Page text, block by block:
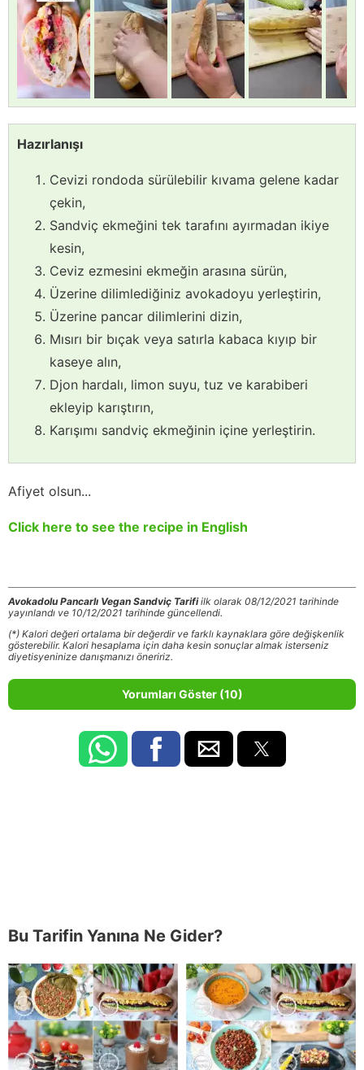
Hazırlanışı
Cevizi rondoda sürülebilir kıvama gelene kadar
çekin,
Sandviç ekmeğini tek tarafını ayırmadan ikiye
kesin,
Ceviz ezmesini ekmeğin arasına sürün,
Üzerine dilimlediğiniz avokadoyu yerleştirin,
Üzerine pancar dilimlerini dizin,
Mısırı bir bıçak veya satırla kabaca kıyıp bir
kaseye alın,
Djon hardalı, limon suyu, tuz ve karabiberi
ekleyip karıştırın,
Karışımı sandviç ekmeğinin içine yerleştirin.
Afiyet olsun...
Click here to see the recipe in English
Avokadolu Pancarlı Vegan Sandviç Tarifiilk olarak 08/12/2021 tarihinde
yayınlandı ve 10/12/2021 tarihinde güncellendi.
(*) Kalori değeri ortalama bir değerdir ve farklı kaynaklara göre değişkenlik
gösterebilir. Kalori hesaplama için daha kesin sonuçlar almak isterseniz
diyetisyeninize danışmanızı öneririz.
Yorumları Göster (10)
Bu Tarifin Yanına Ne Gider?